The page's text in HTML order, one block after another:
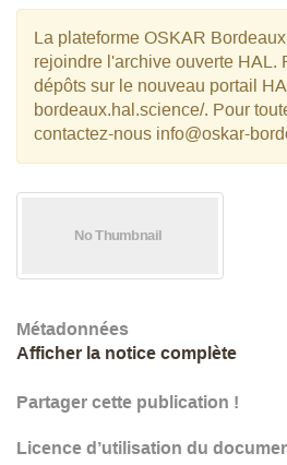
La plateforme OSKAR
rejoindre l'archive ouverte HAL.
dépôts sur le nouveau portail
bordeaux.hal.science/. Pour
contactez-nous info@oskar-
Métadonnées
Afficher la notice complète
Partager cette publication !
Licence d’utilisation du